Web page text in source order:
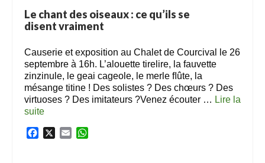
Commissions
Séances du conseil municipal
Bulletin municipal
Elus parlementaires, régionaux et départementaux
Notre village
Comité des fêtes
Le chant des oiseaux : ce qu’ils se
disent vraiment
Causerie et exposition au Chalet de Courcival le 26
septembre à 16h. L’alouette tirelire, la fauvette
zinzinule, le geai cageole, le merle ﬂûte, la
mésange titine ! Des solistes ? Des chœurs ? Des
virtuoses ? Des imitateurs ?Venez écouter … Lire la
suite­­
FacebookEmail